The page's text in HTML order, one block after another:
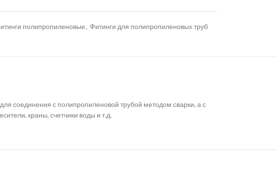
полипропиленовые, Фитинги для полипропиленовых труб
соединения с полипропиленовой трубой методом сварки, а с
краны, счетчики воды и т.д.